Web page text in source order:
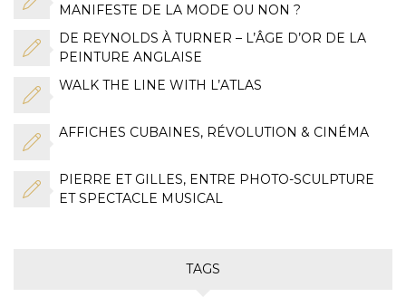
MANIFESTE DE LA MODE OU NON ?
DE REYNOLDS À TURNER – L’ÂGE D’OR DE LA
PEINTURE ANGLAISE
WALK THE LINE WITH L’ATLAS
AFFICHES CUBAINES, RÉVOLUTION & CINÉMA
PIERRE ET GILLES, ENTRE PHOTO-SCULPTURE
ET SPECTACLE MUSICAL
TAGS